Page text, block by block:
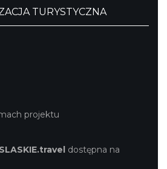
TURYSTYCZNA
projektu
SLASKIE.travel dostępna na